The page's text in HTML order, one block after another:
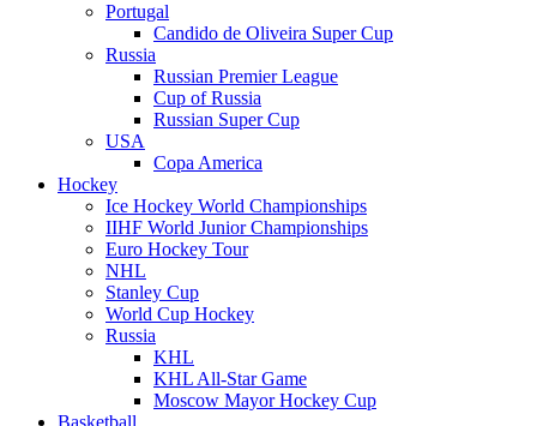
Portugal
Candido de Oliveira Super Cup
Russia
Russian Premier League
Cup of Russia
Russian Super Cup
USA
Copa America
Hockey
Ice Hockey World Championships
IIHF World Junior Championships
Euro Hockey Tour
NHL
Stanley Cup
World Cup Hockey
Russia
KHL
KHL All-Star Game
Moscow Mayor Hockey Cup
Basketball